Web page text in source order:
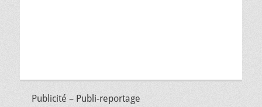
Publicité – Publi-reportage